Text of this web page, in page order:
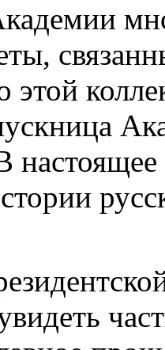
этой